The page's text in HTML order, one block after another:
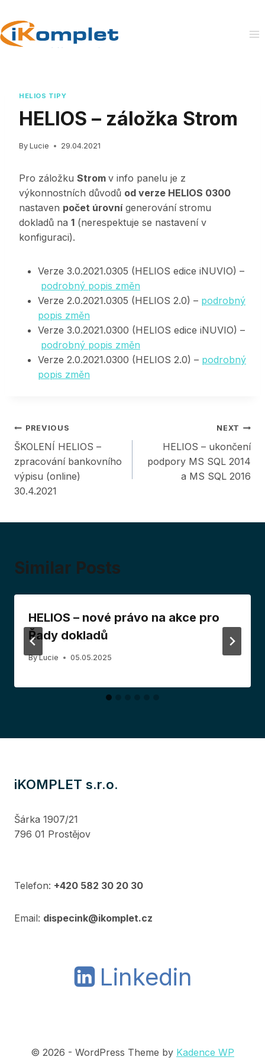
to
content
HELIOS TIPY
HELIOS – záložka Strom
By Lucie 29.04.2021
Pro záložku Strom v info panelu je z
výkonnostních důvodů od verze HELIOS 0300
nastaven počet úrovnígenerování stromu
dokladů na 1 (nerespektuje se nastavení v
konfiguraci).
Verze 3.0.2021.0305 (HELIOS edice iNUVIO) –
podrobný popis změn
Verze 2.0.2021.0305 (HELIOS 2.0) – podrobný
popis změn
Verze 3.0.2021.0300 (HELIOS edice iNUVIO) –
podrobný popis změn
Verze 2.0.2021.0300 (HELIOS 2.0) – podrobný
popis změn
Post
navigation
PREVIOUS
ŠKOLENÍ HELIOS –
zpracování bankovního
výpisu (online)
30.4.2021
NEXT
HELIOS – ukončení
podpory MS SQL 2014
a MS SQL 2016
Similar Posts
HELIOS – nové právo na akce pro
Řady dokladů
By Lucie 05.05.2025
iKOMPLET s.r.o.
Šárka 1907/21
796 01 Prostějov
Telefon: +420 582 30 20 30
Email: dispecink@ikomplet.cz
Linkedin
© 2026 - WordPress Theme by Kadence WP